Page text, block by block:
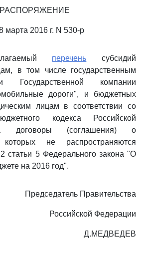
РАСПОРЯЖЕНИЕ
марта 2016 г. N 530-р
перечень субсидий
в том числе государственным
Государственной компании
дороги", и бюджетных
лицам в соответствии со
кодекса Российской
договоры (соглашения) о
которых не распространяются
статьи 5 Федерального закона "О
на 2016 год".
Председатель Правительства
Российской Федерации
Д.МЕДВЕДЕВ